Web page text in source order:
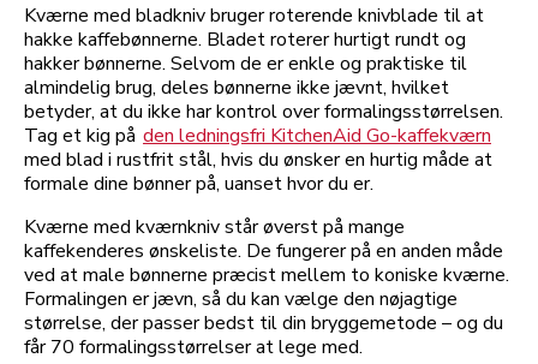
Kværne med bladkniv bruger roterende knivblade til at
hakke kaffebønnerne. Bladet roterer hurtigt rundt og
hakker bønnerne. Selvom de er enkle og praktiske til
almindelig brug, deles bønnerne ikke jævnt, hvilket
betyder, at du ikke har kontrol over formalingsstørrelsen.
Tag et kig på den ledningsfri KitchenAid Go-kaffekværn
med blad i rustfrit stål, hvis du ønsker en hurtig måde at
formale dine bønner på, uanset hvor du er.
Kværne med kværnkniv står øverst på mange
kaffekenderes ønskeliste. De fungerer på en anden måde
ved at male bønnerne præcist mellem to koniske kværne.
Formalingen er jævn, så du kan vælge den nøjagtige
størrelse, der passer bedst til din bryggemetode – og du
får 70 formalingsstørrelser at lege med.